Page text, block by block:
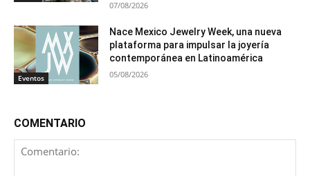
07/08/2026
Eventos
Nace Mexico Jewelry Week, una nueva
plataforma para impulsar la joyería
contemporánea en Latinoamérica
05/08/2026
COMENTARIO